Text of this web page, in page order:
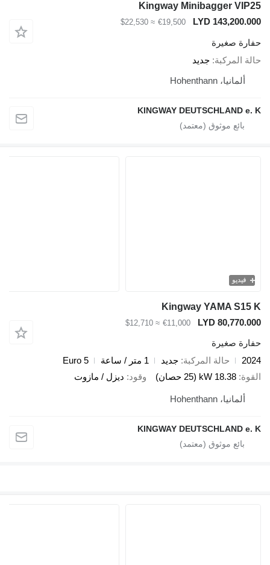
Kingway Minibagger
LYD
€19,500
≈ $22,530
جديد
KINGWAY
Kingway YAMA
LYD
€11,000
≈ $12,710
حالة المركبة جديد 1 متر / ساعة
Euro 5
18.38 kW (25 حصان)
وقود ديزل / مازوت
KINGWAY